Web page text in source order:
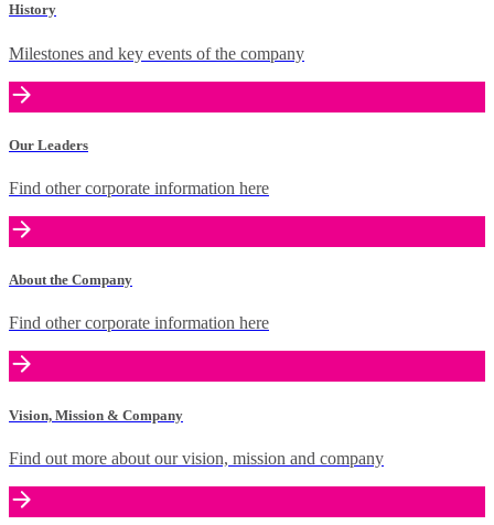
History
Milestones and key events of the company
Our Leaders
Find other corporate information here
About the Company
Find other corporate information here
Vision, Mission & Company
Find out more about our vision, mission and company